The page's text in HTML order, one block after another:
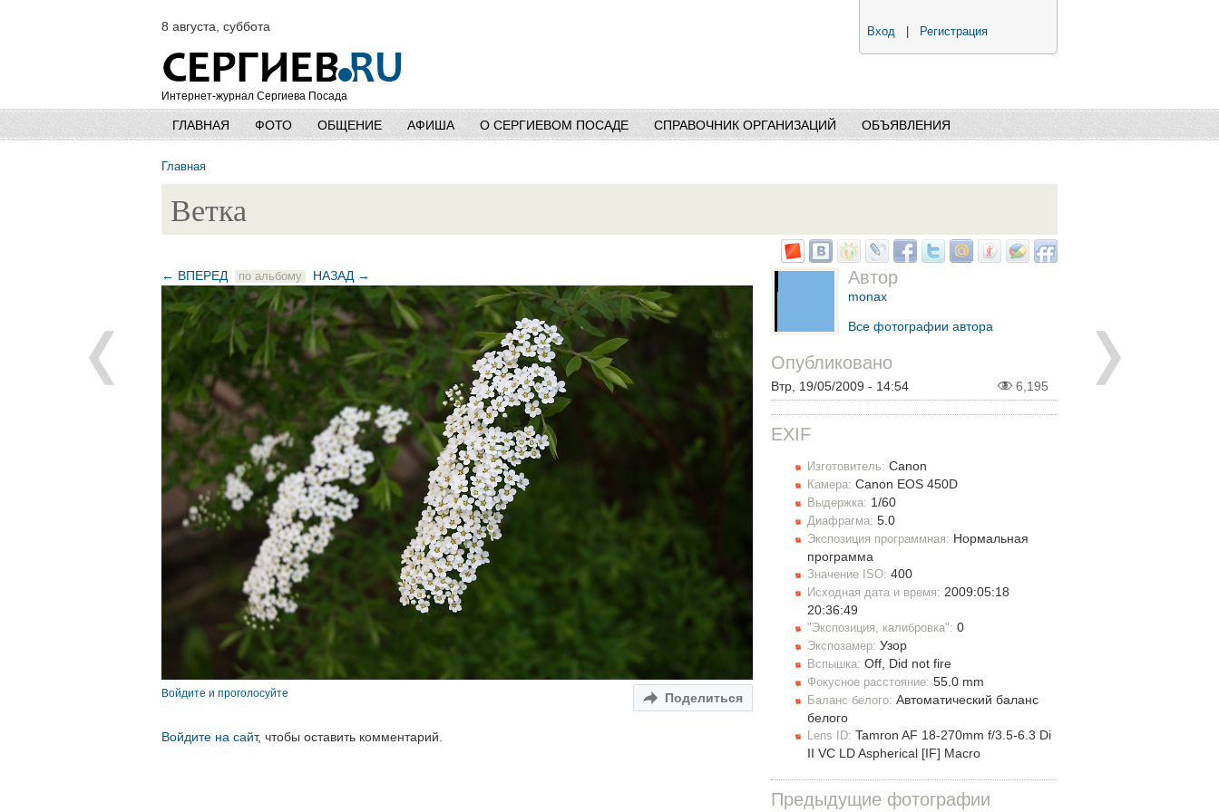
8 августа, суббота
Интернет-журнал Сергиева Посада
Вход Регистрация
ГЛАВНАЯ ФОТО ОБЩЕНИЕ АФИША О СЕРГИЕВОМ ПОСАДЕ СПРАВОЧНИК ОРГАНИЗАЦИЙ ОБЪЯВЛЕНИЯ
Главная
Ветка
← ВПЕРЕД по альбому НАЗАД →
Поделиться
Войдите и проголосуйте
Войдите на сайт, чтобы оставить комментарий.
Автор
monax
Все фотографии автора
6,195
Опубликовано
Втр, 19/05/2009 - 14:54
EXIF
Изготовитель: Canon
Камера: Canon EOS 450D
Выдержка: 1/60
Диафрагма: 5.0
Экспозиция программная: Нормальная
программа
Значение ISO: 400
Исходная дата и время: 2009:05:18
20:36:49
"Экспозиция, калибровка": 0
Экспозамер: Узор
Вспышка: Off, Did not fire
Фокусное расстояние: 55.0 mm
Баланс белого: Автоматический баланс
белого
Lens ID: Tamron AF 18-270mm f/3.5-6.3 Di
II VC LD Aspherical [IF] Macro
Предыдущие фотографии